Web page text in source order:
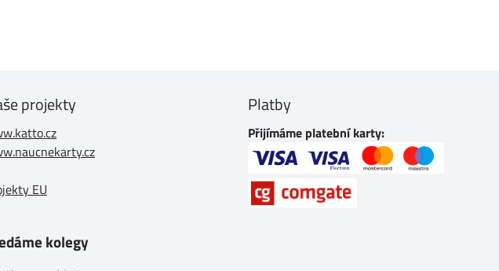
projekty
EU
kolegy
Platby
Přijímáme platební karty: